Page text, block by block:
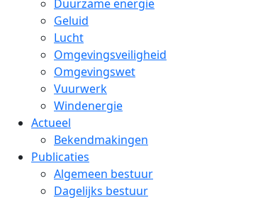
Duurzame energie
Geluid
Lucht
Omgevingsveiligheid
Omgevingswet
Vuurwerk
Windenergie
Actueel
Bekendmakingen
Publicaties
Algemeen bestuur
Dagelijks bestuur